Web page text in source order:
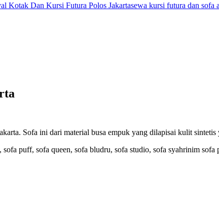
Kotak Dan Kursi Futura Polos Jakartasewa kursi futura dan sofa
Sofa ini dari material busa empuk yang dilapisai kulit sintetis
puff, sofa queen, sofa bludru, sofa studio, sofa syahrinim sofa